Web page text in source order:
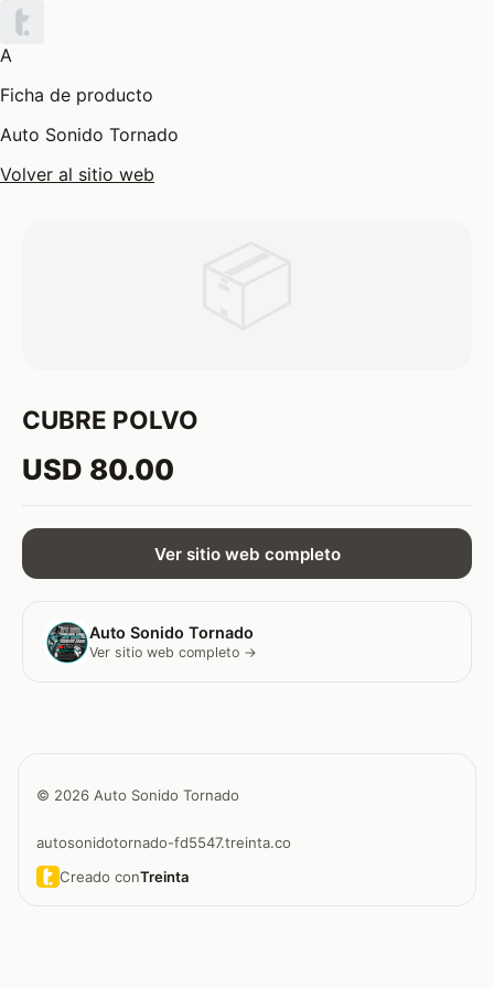
A
Ficha de producto
Auto Sonido Tornado
Volver al sitio web
CUBRE POLVO
USD 80.00
Ver sitio web completo
Auto Sonido Tornado
Ver sitio web completo →
© 2026 Auto Sonido Tornado
autosonidotornado-fd5547.treinta.co
Creado conTreinta